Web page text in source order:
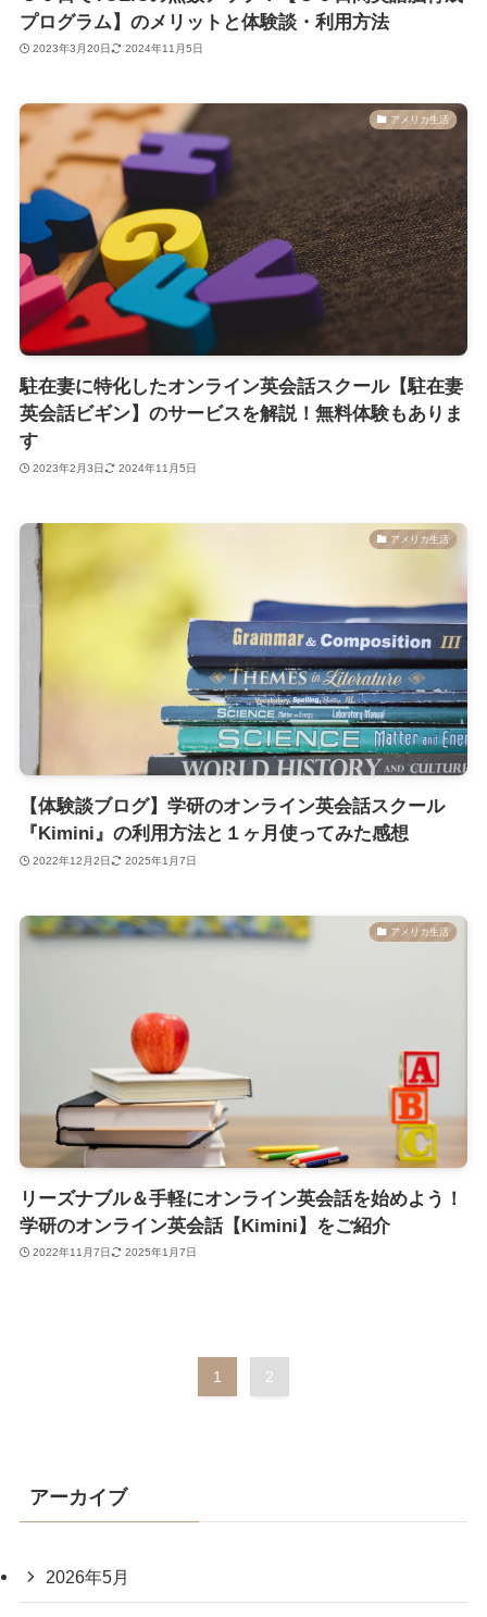
プログラム】のメリットと体験談・利用方法
2023年3月20日 2024年11月5日
アメリカ生活
駐在妻に特化したオンライン英会話スクール【駐在妻
英会話ビギン】のサービスを解説！無料体験もありま
す
2023年2月3日 2024年11月5日
アメリカ生活
【体験談ブログ】学研のオンライン英会話スクール
『Kimini』の利用方法と１ヶ月使ってみた感想
2022年12月2日 2025年1月7日
アメリカ生活
リーズナブル＆手軽にオンライン英会話を始めよう！
学研のオンライン英会話【Kimini】をご紹介
2022年11月7日 2025年1月7日
1 2
アーカイブ
2026年5月